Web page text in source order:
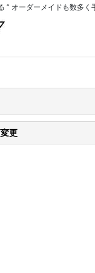
” オーダーメイドも数多く
更